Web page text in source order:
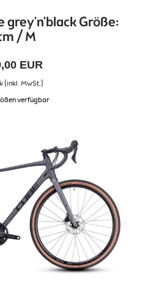
grey'n'black Größe:
/ M
EUR
(inkl. MwSt.)
verfügbar